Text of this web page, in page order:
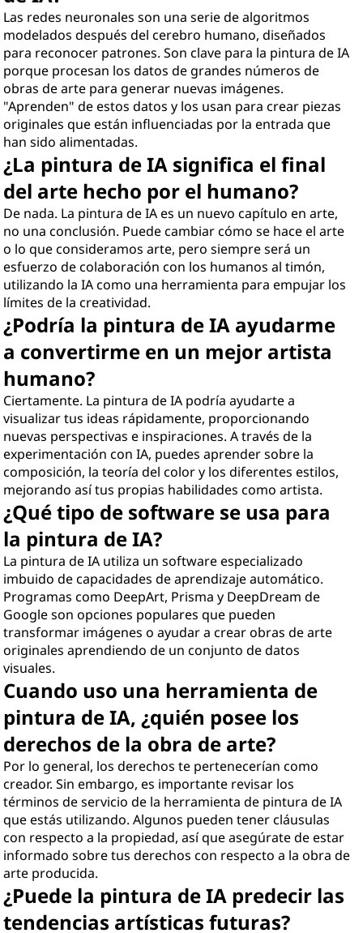
Las redes neuronales son una serie de algoritmos
modelados después del cerebro humano, diseñados
para reconocer patrones. Son clave para la pintura de IA
porque procesan los datos de grandes números de
obras de arte para generar nuevas imágenes.
"Aprenden" de estos datos y los usan para crear piezas
originales que están influenciadas por la entrada que
han sido alimentadas.
¿La pintura de IA significa el final
del arte hecho por el humano?
De nada. La pintura de IA es un nuevo capítulo en arte,
no una conclusión. Puede cambiar cómo se hace el arte
o lo que consideramos arte, pero siempre será un
esfuerzo de colaboración con los humanos al timón,
utilizando la IA como una herramienta para empujar los
límites de la creatividad.
¿Podría la pintura de IA ayudarme
a convertirme en un mejor artista
humano?
Ciertamente. La pintura de IA podría ayudarte a
visualizar tus ideas rápidamente, proporcionando
nuevas perspectivas e inspiraciones. A través de la
experimentación con IA, puedes aprender sobre la
composición, la teoría del color y los diferentes estilos,
mejorando así tus propias habilidades como artista.
¿Qué tipo de software se usa para
la pintura de IA?
La pintura de IA utiliza un software especializado
imbuido de capacidades de aprendizaje automático.
Programas como DeepArt, Prisma y DeepDream de
Google son opciones populares que pueden
transformar imágenes o ayudar a crear obras de arte
originales aprendiendo de un conjunto de datos
visuales.
Cuando uso una herramienta de
pintura de IA, ¿quién posee los
derechos de la obra de arte?
Por lo general, los derechos te pertenecerían como
creador. Sin embargo, es importante revisar los
términos de servicio de la herramienta de pintura de IA
que estás utilizando. Algunos pueden tener cláusulas
con respecto a la propiedad, así que asegúrate de estar
informado sobre tus derechos con respecto a la obra de
arte producida.
¿Puede la pintura de IA predecir las
tendencias artísticas futuras?